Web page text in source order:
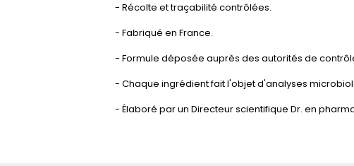
- Récolte et traçabilité contrôlées.
- Fabriqué en France.
- Formule déposée auprès des autorités de
- Chaque ingrédient fait l'objet d'analyses
- Élaboré par un Directeur scientifique Dr. en